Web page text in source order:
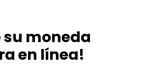
su moneda
en línea!